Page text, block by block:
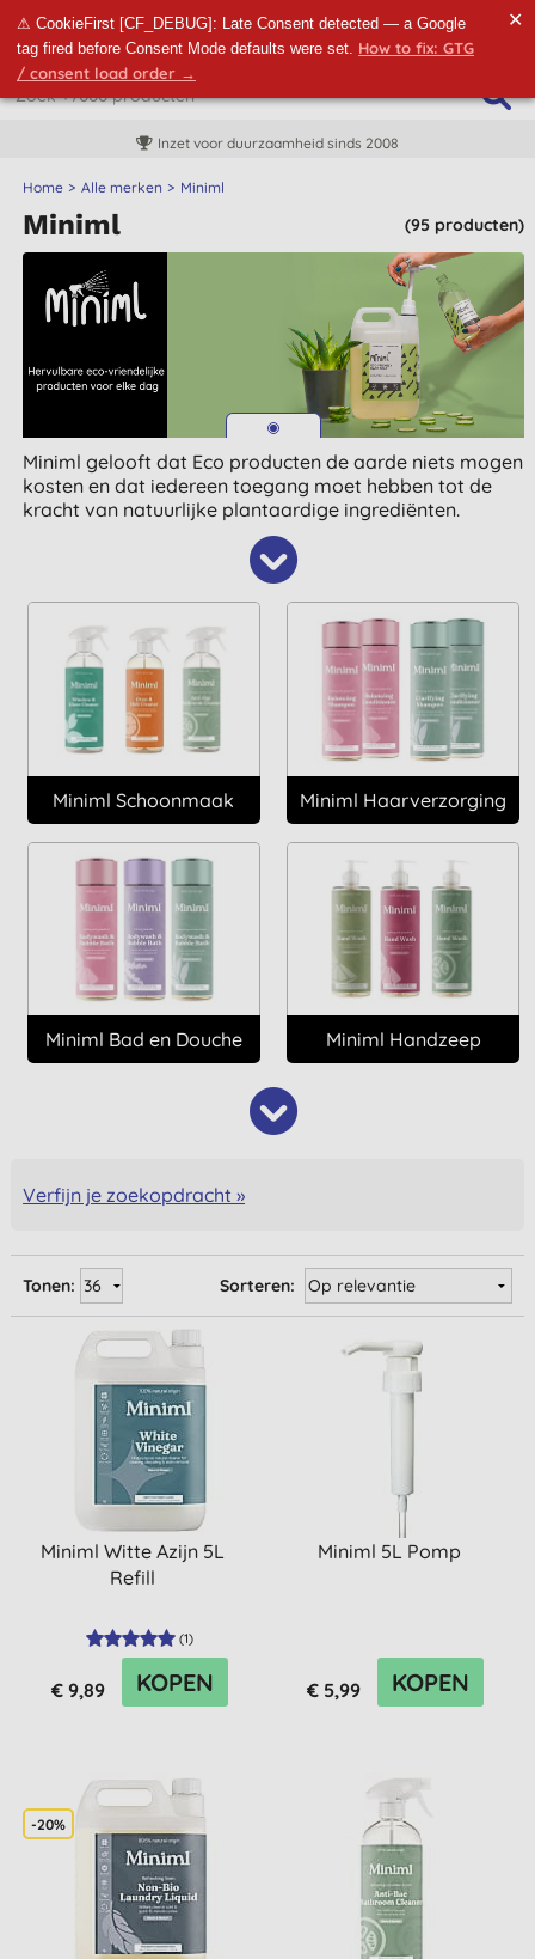
⚠ CookieFirst [CF_DEBUG]: Late Consent detected — a Google
tag fired before Consent Mode defaults were set. How to fix: GTG
/ consent load order →
✕
Inzet voor duurzaamheid sinds 2008
Home Alle merken Miniml
(95 producten)
Miniml
Miniml gelooft dat Eco producten de aarde niets mogen
kosten en dat iedereen toegang moet hebben tot de
kracht van natuurlijke plantaardige ingrediënten.
Miniml Schoonmaak Miniml Haarverzorging
Miniml Bad en Douche Miniml Handzeep
Verfijn je zoekopdracht »
Sorteren:
Tonen:
Miniml Witte Azijn 5L
Refill
(1)
€ 9,89 KOPEN
Miniml 5L Pomp
€ 5,99 KOPEN
-20%